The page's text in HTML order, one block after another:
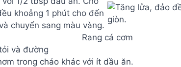
Rang cá cơm
và đường
trong chảo khác với ít dầu ăn.